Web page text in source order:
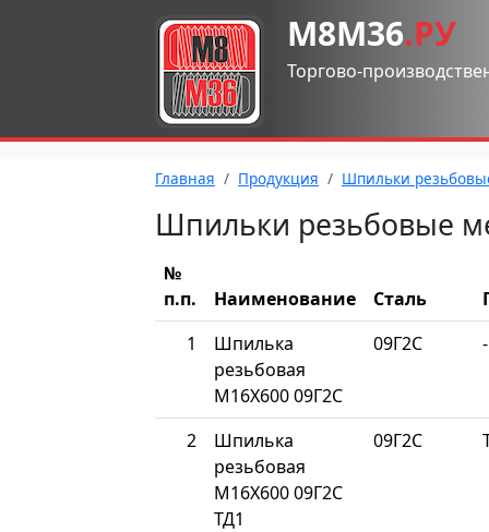
М8М36.РУ
Торгово-
Главная Продукция Шпильки
Шпильки резьбовые
№
п.п.
Наименование Сталь
1
Шпилька
резьбовая
М16Х600 09Г2С
09Г2С -
2
Шпилька
резьбовая
М16Х600 09Г2С
ТД1
09Г2С